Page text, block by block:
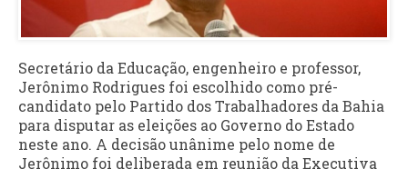
Secretário da Educação, engenheiro e professor,
Jerônimo Rodrigues foi escolhido como pré-
candidato pelo Partido dos Trabalhadores da Bahia
para disputar as eleições ao Governo do Estado
neste ano. A decisão unânime pelo nome de
Jerônimo foi deliberada em reunião da Executiva